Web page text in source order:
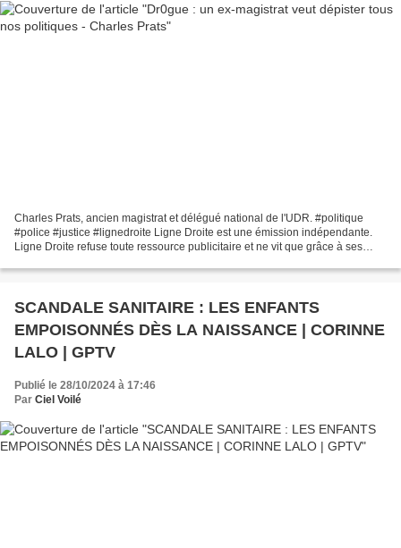
Charles Prats, ancien magistrat et délégué national de l'UDR. #politique
#police #justice #lignedroite Ligne Droite est une émission indépendante.
Ligne Droite refuse toute ressource publicitaire et ne vit que grâce à ses
SCANDALE SANITAIRE : LES ENFANTS
EMPOISONNÉS DÈS LA NAISSANCE | CORINNE
LALO | GPTV
Publié le 28/10/2024 à 17:46
Par Ciel Voilé